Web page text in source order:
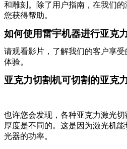
和雕刻。除了用户指南，在我们
您获得帮助。
如何使用雷宇机器进行亚克
请观看影片，了解我们的客户享
体验。
亚克力切割机可切割的亚克
也许您会发现，各种亚克力激光
厚度是不同的。这是因为激光机
光器的功率。